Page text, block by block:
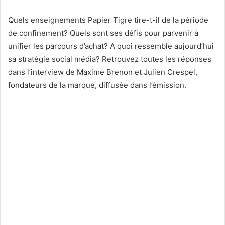
Quels enseignements Papier Tigre tire-t-il de la période
de confinement? Quels sont ses défis pour parvenir à
unifier les parcours d’achat? A quoi ressemble aujourd’hui
sa stratégie social média? Retrouvez toutes les réponses
dans l’interview de Maxime Brenon et Julien Crespel,
fondateurs de la marque, diffusée dans l’émission.